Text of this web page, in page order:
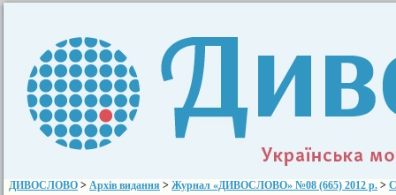
ДИВОСЛОВО > Архів видання > Журнал «ДИВОСЛОВО» №08 (665) 2012 р. >